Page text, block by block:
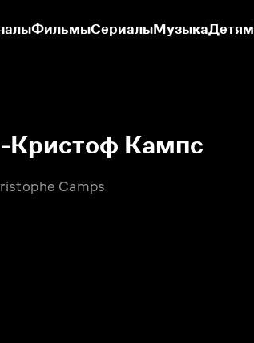
ФильмыСериалыМузыкаДетям
Кампс
Camps